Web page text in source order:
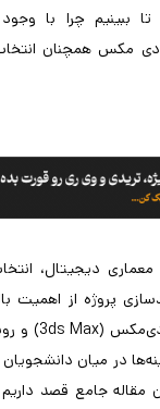
تا ببینیم چرا با
مکس همچنان
معماری دیجیتال،
پروژه‌ از اهمیت
در میان
مقاله جامع قصد